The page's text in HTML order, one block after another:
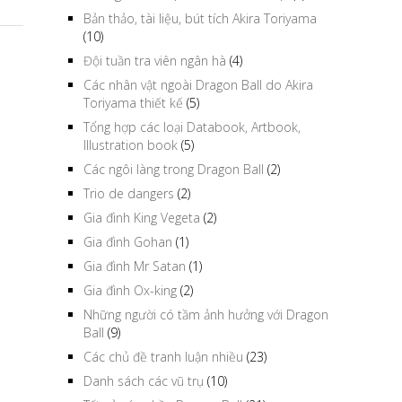
Bản thảo, tài liệu, bút tích Akira Toriyama
(10)
Đội tuần tra viên ngân hà (4)
Các nhân vật ngoài Dragon Ball do Akira
Toriyama thiết kế (5)
Tổng hợp các loại Databook, Artbook,
Illustration book (5)
Các ngôi làng trong Dragon Ball (2)
Trio de dangers (2)
Gia đình King Vegeta (2)
Gia đình Gohan (1)
Gia đình Mr Satan (1)
Gia đình Ox-king (2)
Những người có tầm ảnh hưởng với Dragon
Ball (9)
Các chủ đề tranh luận nhiều (23)
Danh sách các vũ trụ (10)